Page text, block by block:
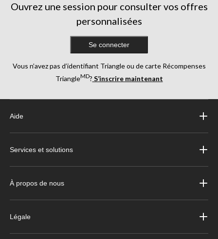
Ouvrez une session pour consulter vos offres
personnalisées
Se connecter
Vous n’avez pas d’identifiant Triangle ou de carte Récompenses
TriangleMD? S’inscrire maintenant
Aide
Services et solutions
À propos de nous
Légale